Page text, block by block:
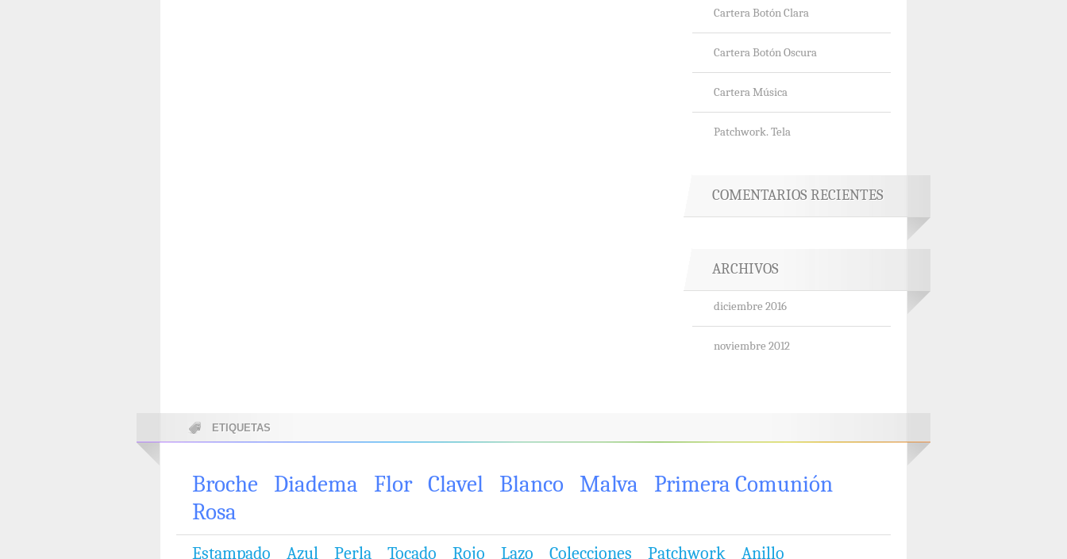
Cartera Botón Clara
Cartera Botón Oscura
Cartera Música
Patchwork. Tela
COMENTARIOS RECIENTES
ARCHIVOS
diciembre 2016
noviembre 2012
ETIQUETAS
Broche Diadema Flor Clavel Blanco Malva
Primera Comunión
Rosa
Estampado Azul Perla Tocado Rojo Lazo Colecciones Patchwork Anillo